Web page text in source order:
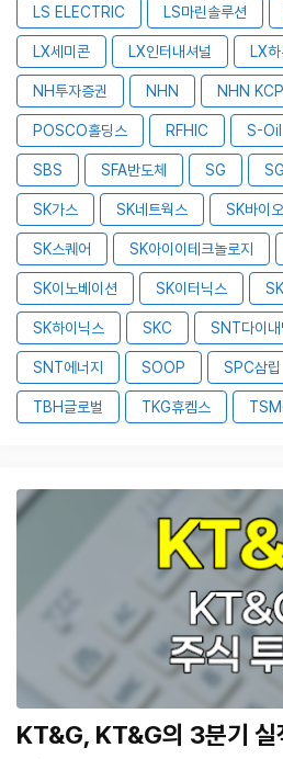
LS ELECTRIC LS마린솔루션
LX세미콘 LX인터내셔널 LX
NH투자증권 NHN NHN KCP
POSCO홀딩스 RFHIC S-Oil
SBS SFA반도체 SG
SK가스 SK네트웍스 SK바이
SK스퀘어 SK아이이테크놀로지
SK이노베이션 SK이터닉스
SK하이닉스 SKC SNT다이내
SNT에너지 SOOP SPC삼립
TBH글로벌 TKG휴켐스
KT&G, KT&G의 3분기 실